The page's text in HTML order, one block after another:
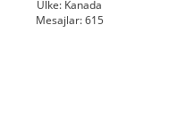
Ülke: Kanada
Mesajlar: 615